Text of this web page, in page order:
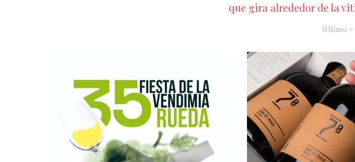
que gira alrededor de la
Último